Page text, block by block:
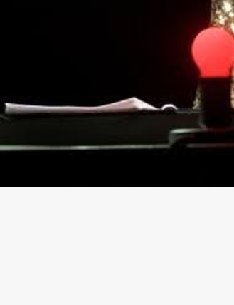
Store scene (Black Box teater)